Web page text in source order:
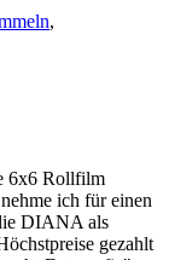
,
6x6 Rollfilm
ich für einen
DIANA als
gezahlt